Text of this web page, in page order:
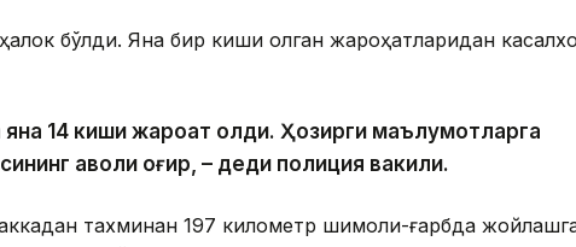
бўлди. Яна бир киши олган жароҳатларидан
яна 14 киши жароҳат олди. Ҳозирги маълумотларга
аҳволи оғир, – деди полиция вакили.
тахминан 197 километр шимоли-ғарбда